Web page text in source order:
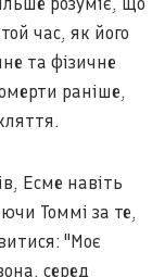
час, як його
та фізичне
раніше,
Есме навіть
Томмі за те,
"Моє
серед